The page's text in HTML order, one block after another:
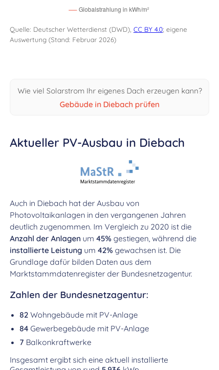
Quelle: Deutscher Wetterdienst (DWD), CC BY 4.0; eigene
Auswertung (Stand: Februar 2026)
Wie viel Solarstrom Ihr eigenes Dach erzeugen kann?
Gebäude in Diebach prüfen
Aktueller PV-Ausbau in Diebach
Auch in Diebach hat der Ausbau von
Photovoltaikanlagen in den vergangenen Jahren
deutlich zugenommen. Im Vergleich zu 2020 ist die
Anzahl der Anlagen um 45% gestiegen, während die
installierte Leistung um 42% gewachsen ist. Die
Grundlage dafür bilden Daten aus dem
Marktstammdatenregister der Bundesnetzagentur.
Zahlen der Bundesnetzagentur:
82 Wohngebäude mit PV-Anlage
84 Gewerbegebäude mit PV-Anlage
7 Balkonkraftwerke
Insgesamt ergibt sich eine aktuell installierte